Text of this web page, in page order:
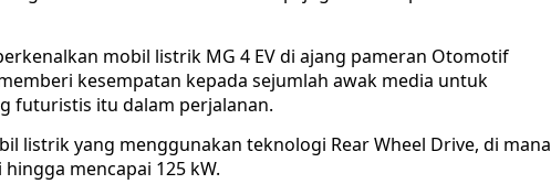
mobil listrik MG 4 EV di ajang pameran Otomotif
kesempatan kepada sejumlah awak media untuk
futuristis itu dalam perjalanan.
listrik yang menggunakan teknologi Rear Wheel Drive, di mana
mencapai 125 kW.